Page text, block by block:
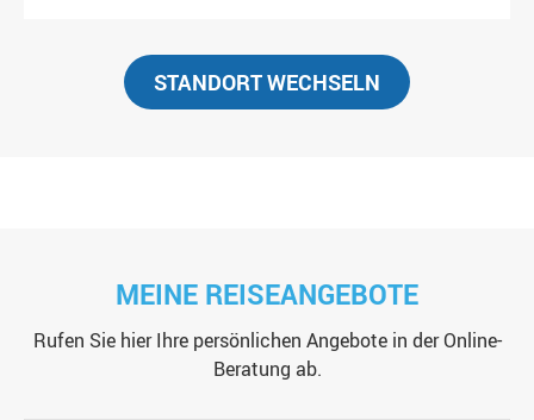
STANDORT WECHSELN
MEINE REISEANGEBOTE
Rufen Sie hier Ihre persönlichen Angebote in der Online-
Beratung ab.